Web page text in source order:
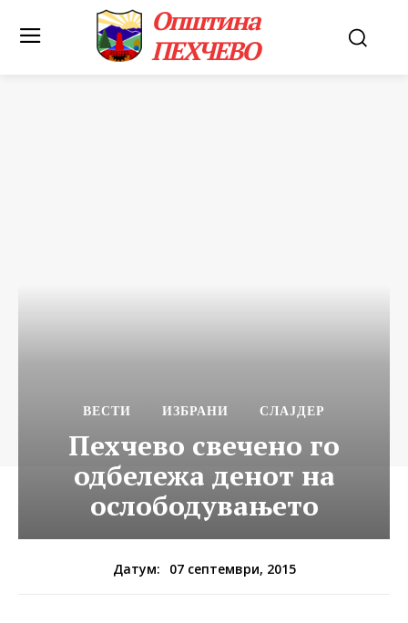
Општина
ПЕХЧЕВО
ВЕСТИ ИЗБРАНИ СЛАЈДЕР
Пехчево свечено го
одбележа денот на
ослободувањето
Датум: 07 септември, 2015